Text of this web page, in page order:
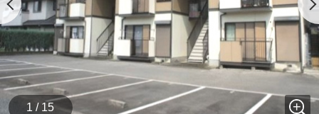
1 / 15